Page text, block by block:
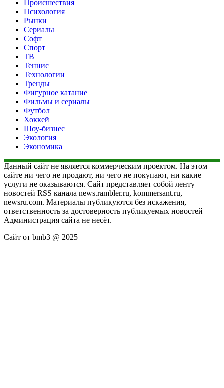
Происшествия
Психология
Рынки
Сериалы
Софт
Спорт
ТВ
Теннис
Технологии
Тренды
Фигурное катание
Фильмы и сериалы
Футбол
Хоккей
Шоу-бизнес
Экология
Экономика
Данный сайт не является коммерческим проектом. На этом
сайте ни чего не продают, ни чего не покупают, ни какие
услуги не оказываются. Сайт представляет собой ленту
новостей RSS канала news.rambler.ru, kommersant.ru,
newsru.com. Материалы публикуются без искажения,
ответственность за достоверность публикуемых новостей
Администрация сайта не несёт.
Сайт от bmb3 @ 2025